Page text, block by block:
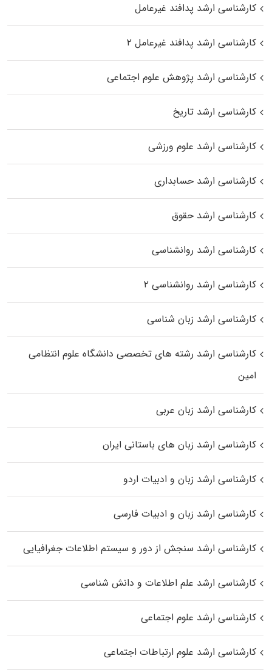
کارشناسی ارشد پدافند غیرعامل
کارشناسی ارشد پدافند غیرعامل ۲
کارشناسی ارشد پژوهش علوم اجتماعی
کارشناسی ارشد تاریخ
کارشناسی ارشد علوم ورزشی
کارشناسی ارشد حسابداری
کارشناسی ارشد حقوق
کارشناسی ارشد روانشناسی
کارشناسی ارشد روانشناسی ۲
کارشناسی ارشد زبان شناسی
کارشناسی ارشد رﺷﺘﻪ ﻫﺎی تخصصی داﻧﺸﮕﺎه ﻋﻠﻮم انتظامی
اﻣﻴﻦ
کارشناسی ارشد زبان عربی
کارشناسی ارشد زبان‌ های باستانی ایران
کارشناسی ارشد زبان و ادبیات اردو
کارشناسی ارشد زبان و ادبیات فارسی
کارشناسی ارشد سنجش از دور و سیستم اطلاعات جغرافیایی
کارشناسی ارشد علم اطلاعات و دانش شناسی
کارشناسی ارشد علوم اجتماعی
کارشناسی ارشد علوم ارتباطات اجتماعی